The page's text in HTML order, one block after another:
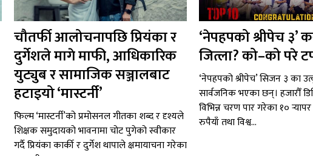
चौतर्फी आलोचनापछि प्रियंका र
दुर्गेशले मागे माफी, आधिकारिक
युट्युब र सामाजिक सञ्जालबाट
हटाइयो ‘मास्टर्नी’
फिल्म ‘मास्टर्नी’को प्रमोसनल गीतका शब्द र दृश्यले
शिक्षक समुदायको भावनामा चोट पुगेको स्वीकार
गर्दै प्रियंका कार्की र दुर्गेश थापाले क्षमायाचना गरेका
‘नेपहपको श्रीपेच ३’
जित्ला? को–को परे
‘नेपहपको श्रीपेच’ सिजन ३ का
सार्वजनिक भएका छन्। हजारौँ
विभिन्न चरण पार गरेका १०
रुपैयाँ तथा विश्व...